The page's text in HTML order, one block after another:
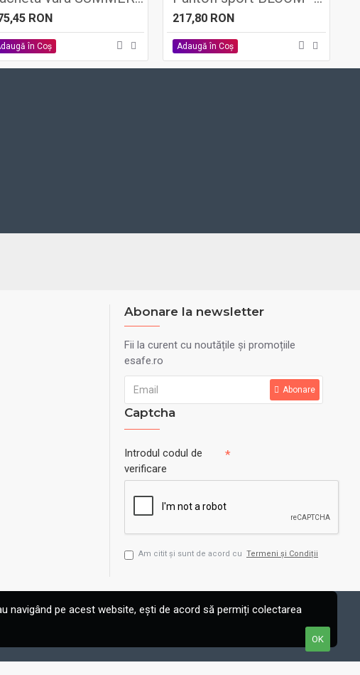
RON
în Coş
217,80 RON
Adaugă în Coş
Abonare la newsletter
Fii la curent cu noutățile și promoțiile
esafe.ro
Abonare
Captcha
Introdul codul de
verificare
Am citit şi sunt de acord cu Termeni și Condiții
OK
navigând pe acest website, ești de acord să permiți colectarea